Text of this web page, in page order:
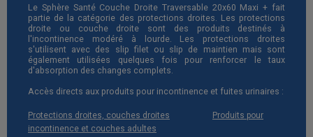
Le Sphère Santé Couche Droite Traversable 20x60 Maxi + fait
partie de la catégorie des protections droites. Les protections
droite ou couche droite sont des produits destinés à
l'incontinence modéré à lourde. Les protections droites
s'utilisent avec des slip filet ou slip de maintien mais sont
également utilisées quelques fois pour renforcer le taux
d'absorption des changes complets.
Accès directs aux produits pour incontinence et fuites urinaires :
Protections droites, couches droites
Produits pour
incontinence et couches adultes